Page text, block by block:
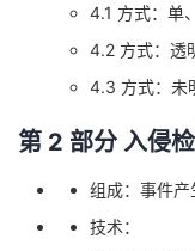
4.1 方式：单
4.2 方式：透
4.3 方式：未
第 2 部分 入侵
组成：事件产
技术：